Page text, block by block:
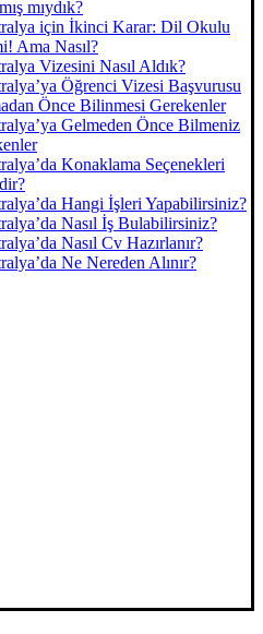
mıydık?
için İkinci Karar: Dil Okulu
Ama Nasıl?
Vizesini Nasıl Aldık?
Öğrenci Vizesi Başvurusu
Önce Bilinmesi Gerekenler
Gelmeden Önce Bilmeniz
Konaklama Seçenekleri
Hangi İşleri Yapabilirsiniz?
Nasıl İş Bulabilirsiniz?
Nasıl Cv Hazırlanır?
Ne Nereden Alınır?